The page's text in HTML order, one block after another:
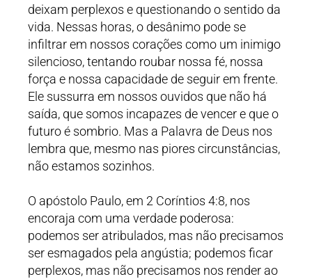
deixam perplexos e questionando o sentido da
vida. Nessas horas, o desânimo pode se
infiltrar em nossos corações como um inimigo
silencioso, tentando roubar nossa fé, nossa
força e nossa capacidade de seguir em frente.
Ele sussurra em nossos ouvidos que não há
saída, que somos incapazes de vencer e que o
futuro é sombrio. Mas a Palavra de Deus nos
lembra que, mesmo nas piores circunstâncias,
não estamos sozinhos.
O apóstolo Paulo, em 2 Coríntios 4:8, nos
encoraja com uma verdade poderosa:
podemos ser atribulados, mas não precisamos
ser esmagados pela angústia; podemos ficar
perplexos, mas não precisamos nos render ao